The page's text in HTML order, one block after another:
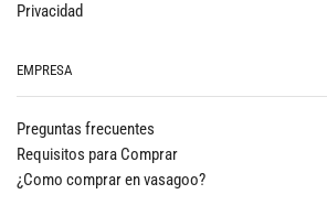
Privacidad
EMPRESA
Preguntas frecuentes
Requisitos para Comprar
¿Como comprar en vasagoo?